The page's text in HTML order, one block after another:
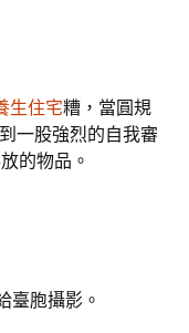
生住宅糟，當圓規
一股強烈的自我審
的物品。
臺胞攝影。